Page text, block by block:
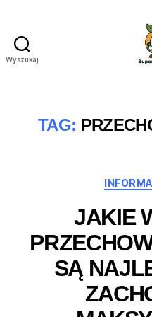
Wyszukaj
TAG:
JAKIE
SĄ